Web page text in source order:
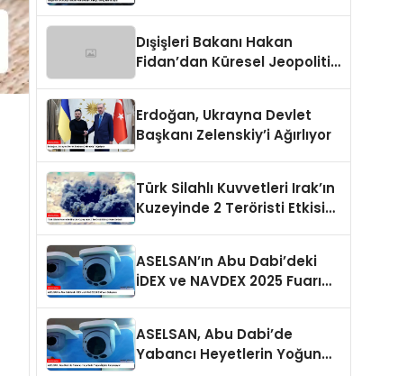
Dışişleri Bakanı Hakan
Fidan’dan Küresel Jeopolitik
Erdoğan, Ukrayna Devlet
Başkanı Zelenskiy’i Ağırlıyor
Türk Silahlı Kuvvetleri Irak’ın
Kuzeyinde 2 Teröristi Etkisiz
ASELSAN’ın Abu Dabi’deki
İDEX ve NAVDEX 2025 Fuarı
ASELSAN, Abu Dabi’de
Yabancı Heyetlerin Yoğun